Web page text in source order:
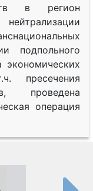
в регион
подпольного
экономических
пресечения
проведена
операция